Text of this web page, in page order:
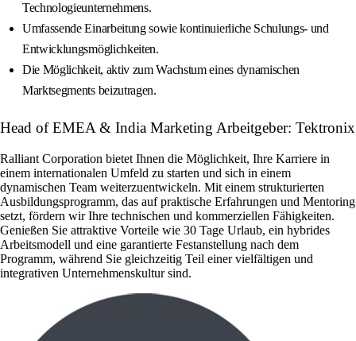
Technologieunternehmens.
Umfassende Einarbeitung sowie kontinuierliche Schulungs- und
Entwicklungsmöglichkeiten.
Die Möglichkeit, aktiv zum Wachstum eines dynamischen
Marktsegments beizutragen.
Head of EMEA & India Marketing Arbeitgeber: Tektronix
Ralliant Corporation bietet Ihnen die Möglichkeit, Ihre Karriere in
einem internationalen Umfeld zu starten und sich in einem
dynamischen Team weiterzuentwickeln. Mit einem strukturierten
Ausbildungsprogramm, das auf praktische Erfahrungen und Mentoring
setzt, fördern wir Ihre technischen und kommerziellen Fähigkeiten.
Genießen Sie attraktive Vorteile wie 30 Tage Urlaub, ein hybrides
Arbeitsmodell und eine garantierte Festanstellung nach dem
Programm, während Sie gleichzeitig Teil einer vielfältigen und
integrativen Unternehmenskultur sind.